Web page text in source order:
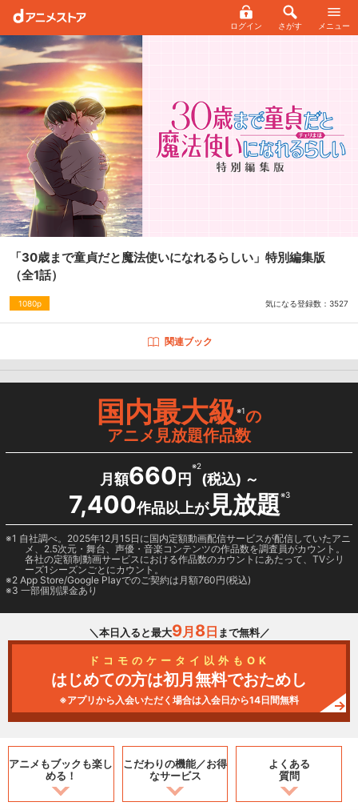
ログイン さがす メニュー
「30歳まで童貞だと魔法使いになれるらしい」特別編集版
（全1話）
1080p 気になる登録数： 3527
関連ブック
国内最大級※1の
アニメ見放題作品数
月額660 円
※2
(税込) ～
7,400作品以上が見放題※3
1 自社調べ。2025年12月15日に国内定額動画配信サービスが配信していたアニ
メ、2.5次元・舞台、声優・音楽コンテンツの作品数を調査員がカウント。
各社の定額制動画サービスにおける作品数のカウントにあたって、TVシリ
ーズ1シーズンごとにカウント。
2 App Store/Google Playでのご契約は月額760円(税込)
3 一部個別課金あり
＼本日入ると最大9月 8日 まで無料／
ドコモのケータイ以外もOK
はじめての方は初月無料でおためし
※アプリから入会いただく場合は入会日から14日間無料
アニメもブックも楽し
める！
こだわりの機能／お得
なサービス
よくある
質問